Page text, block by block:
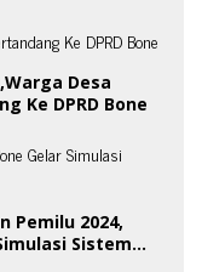
Desa
Ke DPRD Bone
Pemilu 2024,
Sistem